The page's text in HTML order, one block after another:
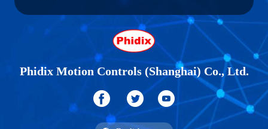
Phidix Motion Controls (Shanghai) Co., Ltd.